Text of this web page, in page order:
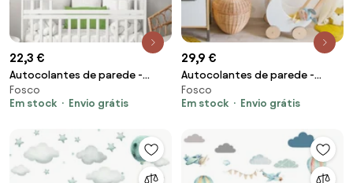
22,3 €
Autocolantes de parede -
Ursinhos nas nuvens
Fosco
Em stock
Envio grátis
29,9 €
Autocolantes de parede -
Pontos em castanho e
mostarda
Fosco
Em stock
Envio grátis